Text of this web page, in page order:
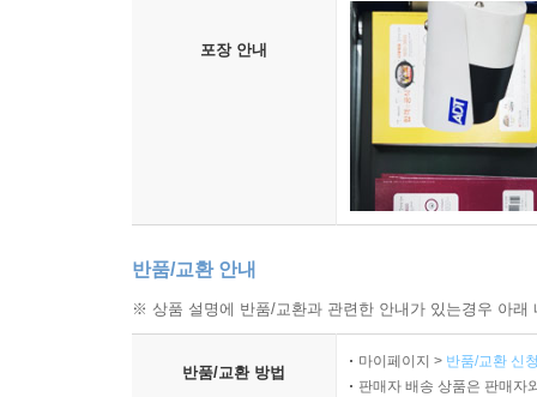
포장 안내
반품/교환 안내
※ 상품 설명에 반품/교환과 관련한 안내가 있는경우 아
반품/교환 방법
마이페이지 > 반품/교환 신
판매자 배송 상품은 판매자